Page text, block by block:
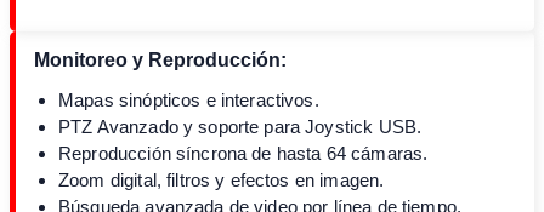
Monitoreo y Reproducción:
Mapas sinópticos e interactivos.
PTZ Avanzado y soporte para Joystick USB.
Reproducción síncrona de hasta 64 cámaras.
Zoom digital, filtros y efectos en imagen.
Búsqueda avanzada de video por línea de tiempo.